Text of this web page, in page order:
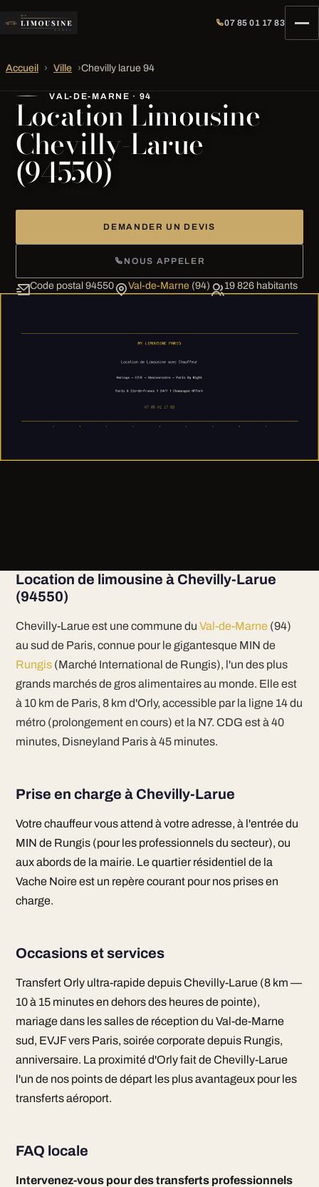
07 85 01 17 83
Accueil › Ville ›Chevilly larue 94
VAL-DE-MARNE · 94
Location Limousine
Chevilly-Larue
(94550)
DEMANDER UN DEVIS
NOUS APPELER
Code postal 94550 Val-de-Marne (94) 19 826 habitants
Location de limousine à Chevilly-Larue
(94550)
Chevilly-Larue est une commune du Val-de-Marne(94)
au sud de Paris, connue pour le gigantesque MIN de
Rungis(Marché International de Rungis), l'un des plus
grands marchés de gros alimentaires au monde. Elle est
à 10 km de Paris, 8 km d'Orly, accessible par la ligne 14 du
métro (prolongement en cours) et la N7. CDG est à 40
minutes, Disneyland Paris à 45 minutes.
Prise en charge à Chevilly-Larue
Votre chauffeur vous attend à votre adresse, à l'entrée du
MIN de Rungis (pour les professionnels du secteur), ou
aux abords de la mairie. Le quartier résidentiel de la
Vache Noire est un repère courant pour nos prises en
charge.
Occasions et services
Transfert Orly ultra-rapide depuis Chevilly-Larue (8 km —
10 à 15 minutes en dehors des heures de pointe),
mariage dans les salles de réception du Val-de-Marne
sud, EVJF vers Paris, soirée corporate depuis Rungis,
anniversaire. La proximité d'Orly fait de Chevilly-Larue
l'un de nos points de départ les plus avantageux pour les
transferts aéroport.
FAQ locale
Intervenez-vous pour des transferts professionnels